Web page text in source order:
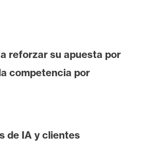
reforzar su apuesta por
competencia por
de IA y clientes